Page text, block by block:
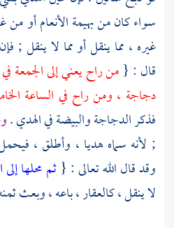
سواء كان من بهيمة الأنعام أو من
غيره ، مما ينقل أو مما لا ينقل ;
قال : {من راح يعني إلى الجمعة
دجاجة ، ومن راح في الساعة
فذكر الدجاجة والبيضة في الهدي .
; لأنه سماه هديا ، وأطلق ،
وقد قال الله تعالى : {ثم محلها
لا ينقل ، كالعقار ، باعه ، وبعث